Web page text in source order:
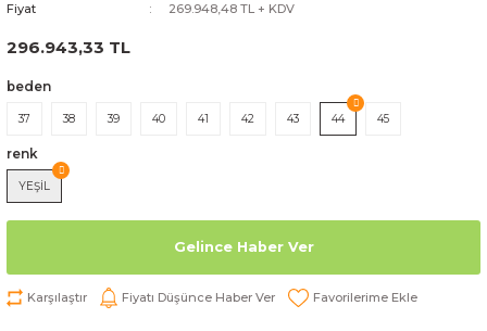
Fiyat
269.948,48 TL + KDV
296.943,33 TL
beden
37 38 39 40 41 42 43 44 45
renk
YEŞİL
Gelince Haber Ver
Karşılaştır Fiyatı Düşünce Haber Ver